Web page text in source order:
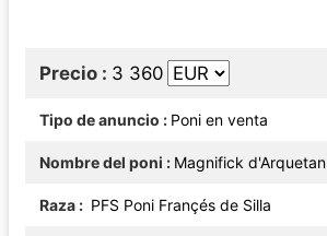
Precio 3 360
Tipo de anuncio Poni en venta
Nombre del poni Magnifick d'Arquetan
Raza PFS Poni Françés de Silla